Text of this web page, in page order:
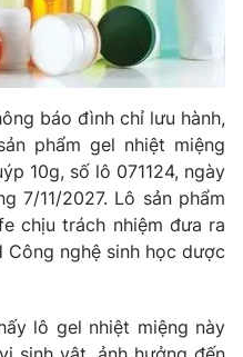
báo đình chỉ lưu hành,
phẩm gel nhiệt miệng
10g, số lô 071124, ngày
7/11/2027. Lô sản phẩm
chịu trách nhiệm đưa ra
nghệ sinh học dược
lô gel nhiệt miệng này